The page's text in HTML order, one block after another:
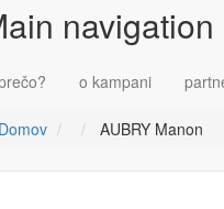
navigation
o kampani
Domov AUBRY Manon